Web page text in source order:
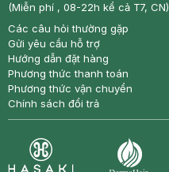
(Miễn phí , 08-22h kể cả T7, CN)
Các câu hỏi thường gặp
Gửi yêu cầu hỗ trợ
Hướng dẫn đặt hàng
Phương thức thanh toán
Phương thức vận chuyển
Chính sách đổi trả